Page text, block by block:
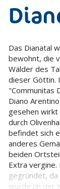
Das Dianatal
bewohnt, die
Wälder des
dieser Göttin.
"Communitas
Diano
gesehen
durch
befindet sich
anderes
beiden
Extra vergine.
gegründet,
wurde (in der